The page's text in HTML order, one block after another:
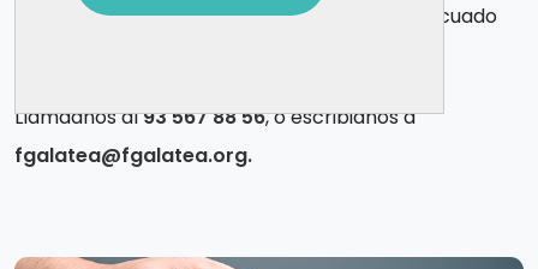
caso y os orientará hacia el recurso más adecuado
Llamadnos al93 567 88 56,o escribidnos a
fgalatea@fgalatea.org.